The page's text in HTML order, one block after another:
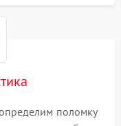
поломку